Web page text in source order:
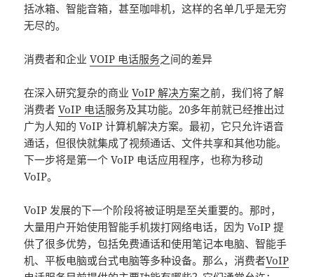
括冰箱、智能音箱，甚至咖啡机，这样的名单几乎是无穷
无尽的。
消费者和企业VOIP 电话服务之间的差异
在深入研究复杂的商业VoIP 解决方案之前，我们将了解
消费者VoIP 电话服务及其功能。20多年前就已经推出过
广为人知的 VoIP 计算机解决方案。最初，它只允许语音
通话，但很快就集成了视频通话、文件共享和其他功能。
下一步将是第一个 VoIP 电话应用程序，也称为移动
VoIP。
VoIP 发展的下一个阶段将被证明是至关重要的。那时，
大量用户开始使用智能手机拨打网络电话，因为 VoIP 提
供了很多优势，包括免费通话和使用笔记本电脑、智能手
机、平板电脑或台式电脑等多种设备。那么，消费者VoIP